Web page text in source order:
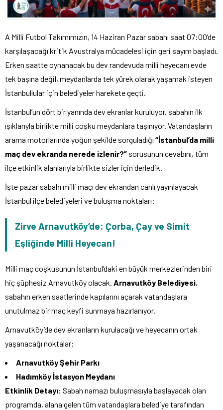
A Milli Futbol Takımımızın, 14 Haziran Pazar sabahı saat 07:00’de
karşılaşacağı kritik Avustralya mücadelesi için geri sayım başladı.
Erken saatte oynanacak bu dev randevuda milli heyecanı evde
tek başına değil, meydanlarda tek yürek olarak yaşamak isteyen
İstanbullular için belediyeler harekete geçti.
İstanbul’un dört bir yanında dev ekranlar kuruluyor, sabahın ilk
ışıklarıyla birlikte milli coşku meydanlara taşınıyor. Vatandaşların
arama motorlarında yoğun şekilde sorguladığı “İstanbul’da milli
maç dev ekranda nerede izlenir?” sorusunun cevabını, tüm
ilçe etkinlik alanlarıyla birlikte sizler için derledik.
İşte pazar sabahı milli maçı dev ekrandan canlı yayınlayacak
İstanbul ilçe belediyeleri ve buluşma noktaları:
Zirve Arnavutköy’de: Çorba, Çay ve Simit
Eşliğinde Milli Heyecan!
Milli maç coşkusunun İstanbul’daki en büyük merkezlerinden biri
hiç şüphesiz Arnavutköy olacak. Arnavutköy Belediyesi,
sabahın erken saatlerinde kapılarını açarak vatandaşlara
unutulmaz bir maç keyfi sunmaya hazırlanıyor.
Arnavutköy’de dev ekranların kurulacağı ve heyecanın ortak
yaşanacağı noktalar:
Arnavutköy Şehir Parkı
Hadımköy İstasyon Meydanı
Etkinlik Detayı: Sabah namazı buluşmasıyla başlayacak olan
programda, alana gelen tüm vatandaşlara belediye tarafından